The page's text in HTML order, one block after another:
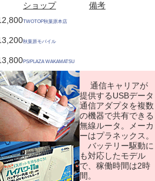
ショップ
備考
TWOTOP秋葉原本店
秋葉原モバイル
PS/PLAZA WAKAMATSU
通信キャリアが
提供するUSBデータ
通信アダプタを複数
の機器で共有できる
無線ルータ。メーカ
ーはプラネックス。
バッテリー駆動に
も対応したモデル
で、稼働時間は2時
間。